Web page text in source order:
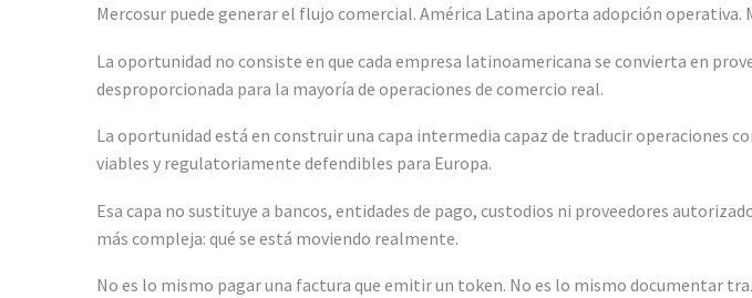
Mercosur puede generar el flujo comercial. América Latina aporta adopción
La oportunidad no consiste en que cada empresa latinoamericana se convierta en
desproporcionada para la mayoría de operaciones de comercio real.
La oportunidad está en construir una capa intermedia capaz de traducir
viables y regulatoriamente defendibles para Europa.
Esa capa no sustituye a bancos, entidades de pago, custodios ni proveedores
más compleja: qué se está moviendo realmente.
No es lo mismo pagar una factura que emitir un token. No es lo mismo documentar